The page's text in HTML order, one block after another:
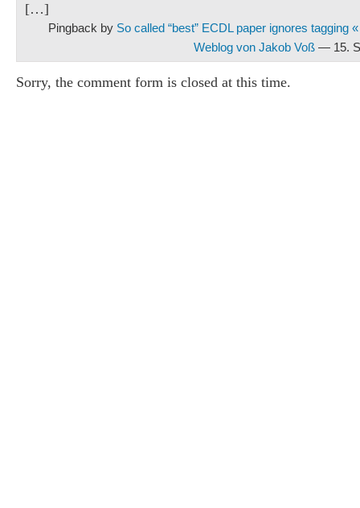
[…]
Pingback by So called “best” ECDL paper ignores tagging
Weblog von Jakob Voß — 15.
Sorry, the comment form is closed at this time.